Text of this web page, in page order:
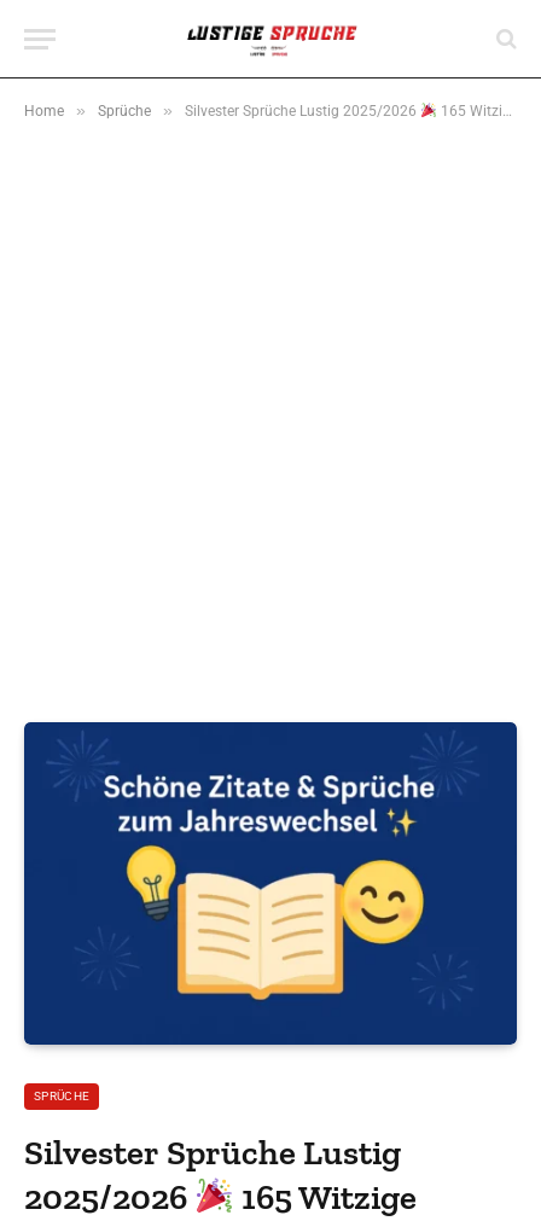
Home » Sprüche » Silvester Sprüche Lustig 2025/2026 165 Witzige Neujahrswünsche
SPRÜCHE
Silvester Sprüche Lustig
2025/2026
165 Witzige